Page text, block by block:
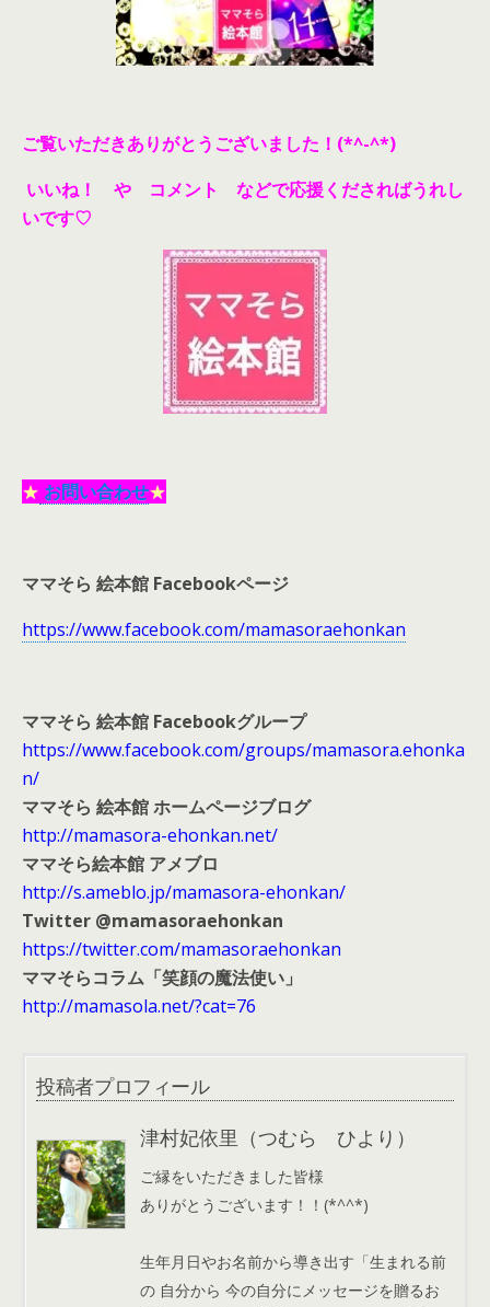
ご覧いただきありがとうございました！(*^-^*)
いいね！ や コメント などで応援くださればうれし
いです♡
★ お問い合わせ★
ママそら 絵本館 Facebookページ
https://www.facebook.com/mamasoraehonkan
ママそら 絵本館 Facebookグループ
https://www.facebook.com/groups/mamasora.ehonka
n/
ママそら 絵本館 ホームページブログ
http://mamasora-ehonkan.net/
ママそら絵本館 アメブロ
http://s.ameblo.jp/mamasora-ehonkan/
Twitter @mamasoraehonkan
https://twitter.com/mamasoraehonkan
ママそらコラム「笑顔の魔法使い」
http://mamasola.net/?cat=76
投稿者プロフィール
津村妃依里（つむら ひより）
ご縁をいただきました皆様
ありがとうございます！！(*^^*)
生年月日やお名前から導き出す「生まれる前
の 自分から 今の自分にメッセージを贈るお